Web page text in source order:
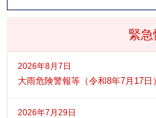
緊急
2026年8月7日
大雨危険警報等（令和8年7月17日
2026年7月29日